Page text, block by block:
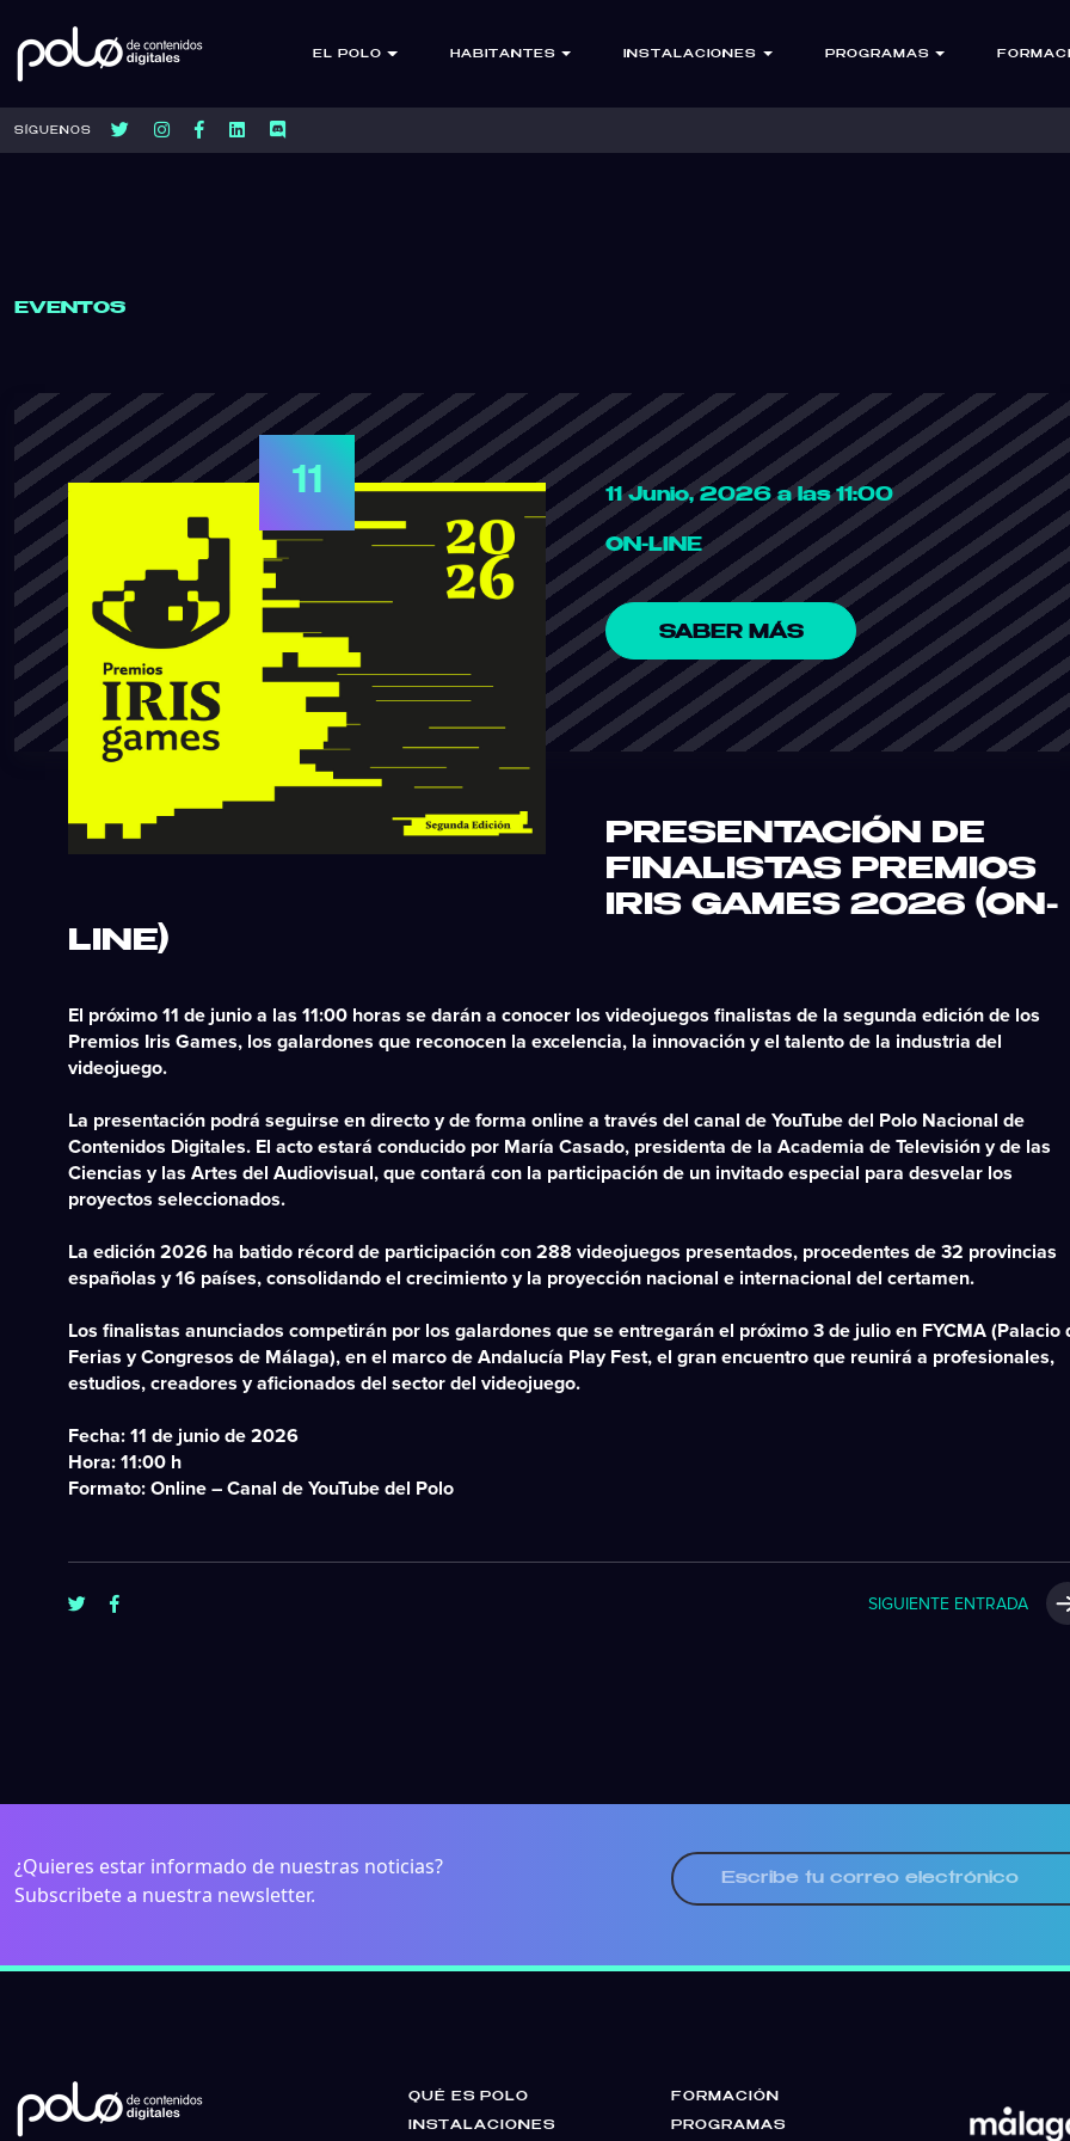
EL POLO HABITANTES INSTALACIONES PROGRAMAS
SÍGUENOS
EVENTOS
11 11 Junio, 2026 a las 11:00
ON-LINE
SABER MÁS
PRESENTACIÓN DE
FINALISTAS PREMIOS
IRIS GAMES 2026 (ON-
LINE)
El próximo 11 de junio a las 11:00 horas se darán a conocer los videojuegos finalistas de la segunda edición de los
Premios Iris Games, los galardones que reconocen la excelencia, la innovación y el talento de la industria del
videojuego.
La presentación podrá seguirse en directo y de forma online a través del canal de YouTube del Polo Nacional de
Contenidos Digitales. El acto estará conducido por María Casado, presidenta de la Academia de Televisión y de las
Ciencias y las Artes del Audiovisual, que contará con la participación de un invitado especial para desvelar los
proyectos seleccionados.
La edición 2026 ha batido récord de participación con 288 videojuegos presentados, procedentes de 32 provincias
españolas y16 países, consolidando el crecimiento y la proyección nacional e internacional del certamen.
Los finalistas anunciados competirán por los galardones que se entregarán el próximo 3 de julio en FYCMA (Palacio
Ferias y Congresos de Málaga), en el marco de Andalucía Play Fest, el gran encuentro que reunirá a profesionales,
estudios, creadores y aficionados del sector del videojuego.
Fecha: 11 de junio de 2026
Hora: 11:00 h
Formato: Online – Canal de YouTube del Polo
SIGUIENTE ENTRADA
¿Quieres estar informado de nuestras noticias?
Subscribete a nuestra newsletter.
QUÉ ES POLO
INSTALACIONES
FORMACIÓN
PROGRAMAS